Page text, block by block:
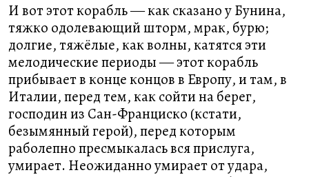
И вот этот корабль ― как сказано у Бунина,
тяжко одолевающий шторм, мрак, бурю;
долгие, тяжёлые, как волны, катятся эти
мелодические периоды ― этот корабль
прибывает в конце концов в Европу, и там, в
Италии, перед тем, как сойти на берег,
господин из Сан-Франциско (кстати,
безымянный герой), перед которым
раболепно пресмыкалась вся прислуга,
умирает. Неожиданно умирает от удара,